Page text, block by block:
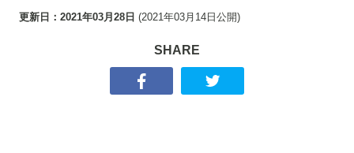
更新日： 2021年03月28日 (2021年03月14日 公開)
SHARE